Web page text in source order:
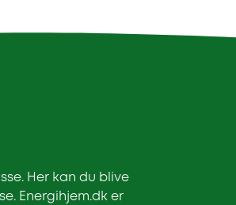
Her kan du blive
Energihjem.dk er